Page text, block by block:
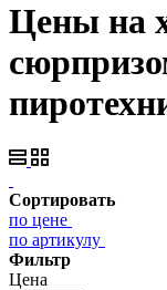
Цены на
Сортировать
по цене
по артикулу
Фильтр
Цена